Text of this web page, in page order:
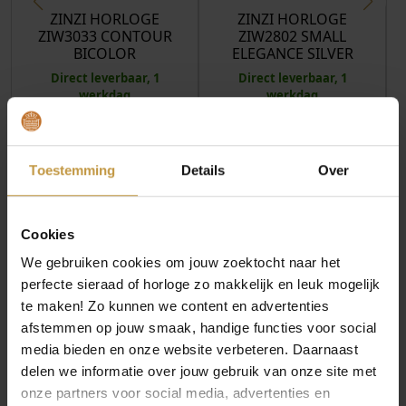
Toestemming Details Over
Cookies
We gebruiken cookies om jouw zoektocht naar het
perfecte sieraad of horloge zo makkelijk en leuk mogelijk
te maken! Zo kunnen we content en advertenties
afstemmen op jouw smaak, handige functies voor social
media bieden en onze website verbeteren. Daarnaast
delen we informatie over jouw gebruik van onze site met
onze partners voor social media, advertenties en
ZINZI HORLOGE
ZIW3033 CONTOUR
BICOLOR
Direct leverbaar, 1
werkdag
ZINZI HORLOGE
ZIW2802 SMALL
ELEGANCE SILVER
Direct leverbaar, 1
werkdag
INFORMATIE OVER ZINZI HORLOGES
Zinzi horloges staan voor stijlvolle elegantie met een
moderne, vrouwelijke uitstraling. De designs combineren
tijdloze klasse met trendy details, waardoor elk horloge
moeiteloos aansluit bij jouw persoonlijke look. Met
aandacht voor kwaliteit, draagcomfort en betaalbaarheid
biedt Zinzi een veelzijdige collectie die perfect is voor elke